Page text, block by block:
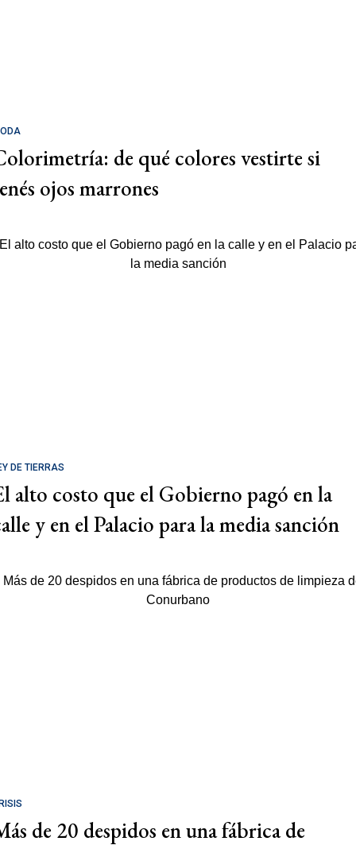
de qué colores vestirte si
ojos marrones
DE TIERRAS
alto costo que el Gobierno pagó en la
y en el Palacio para la media sanción
de 20 despidos en una fábrica de